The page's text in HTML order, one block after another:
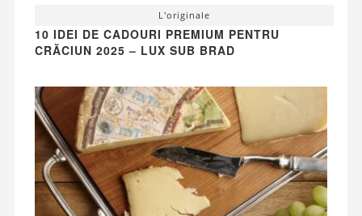
L'originale
10 IDEI DE CADOURI PREMIUM PENTRU
CRĂCIUN 2025 – LUX SUB BRAD